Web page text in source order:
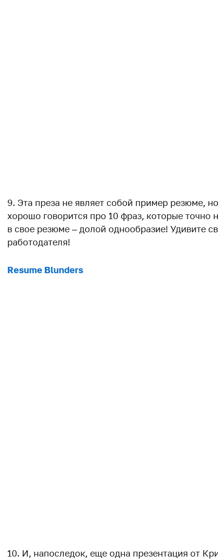
9. Эта преза не являет собой пример резюме,
хорошо говорится про 10 фраз, которые точно
в свое резюме – долой однообразие! Удивите
работодателя!
Resume Blunders
10. И, напоследок, еще одна презентация от